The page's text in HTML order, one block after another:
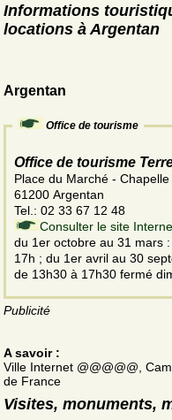
Informations
locations à Argentan
Argentan
Office de tourisme
Office de tourisme
Place du Marché -
61200 Argentan
Tel.: 02 33 67 12 48
Consulter le site
du 1er octobre au 31 mars
17h ; du 1er avril au 30
de 13h30 à 17h30 fermé
Publicité
A savoir :
Ville Internet @@@@@,
de France
Visites, monuments,